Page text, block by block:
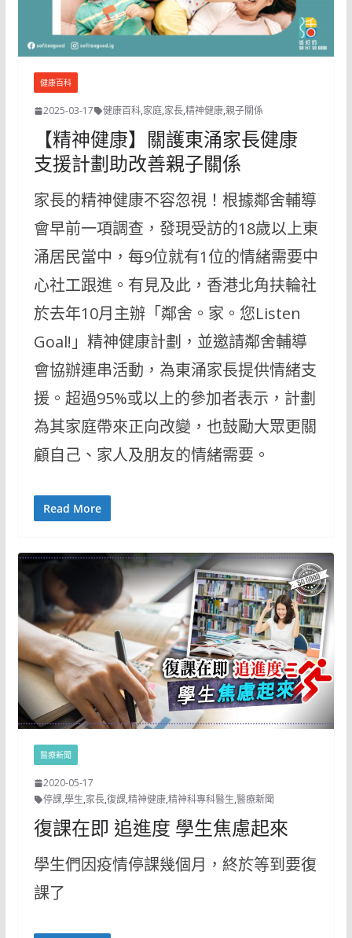
健康百科
2025-03-17 健康百科,家庭,家長,精神健康,親子關係
【精神健康】關護東涌家長健康
支援計劃助改善親子關係
家長的精神健康不容忽視！根據鄰舍輔導
會早前一項調查，發現受訪的18歲以上東
涌居民當中，每9位就有1位的情緒需要中
心社工跟進。有見及此，香港北角扶輪社
於去年10月主辦「鄰舍。家。您Listen
Goal!」精神健康計劃，並邀請鄰舍輔導
會協辦連串活動，為東涌家長提供情緒支
援。超過95%或以上的參加者表示，計劃
為其家庭帶來正向改變，也鼓勵大眾更關
顧自己、家人及朋友的情緒需要。
Read More
醫療新聞
2020-05-17
停課,學生,家長,復課,精神健康,精神科專科醫生,醫療新聞
復課在即 追進度 學生焦慮起來
學生們因疫情停課幾個月，終於等到要復
課了